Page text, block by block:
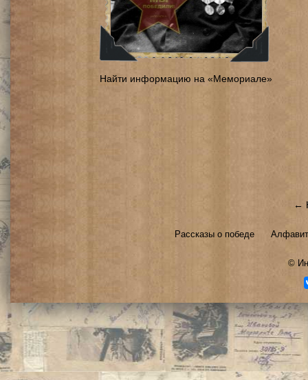
Найти информацию на «Мемориале»
←
Рассказы о победе
©